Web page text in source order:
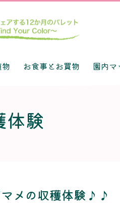
お食事とお買物 園内マ
体験
メの収穫体験♪♪